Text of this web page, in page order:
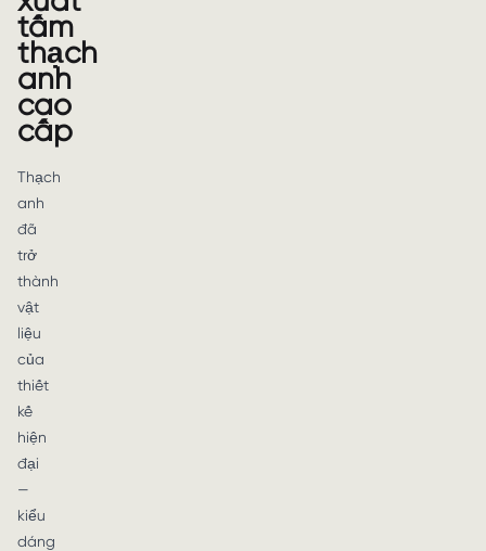
tấm
thạch
anh
cao
cấp
Thạch
anh
đã
trở
thành
vật
liệu
của
thiết
kế
hiện
đại
—
kiểu
dáng